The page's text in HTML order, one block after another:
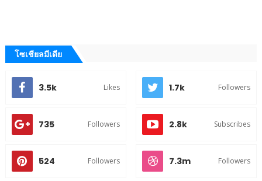
โซเชียลมีเดีย
3.5k Likes 1.7k Followers
735 Followers 2.8k Subscribes
524 Followers 7.3m Followers